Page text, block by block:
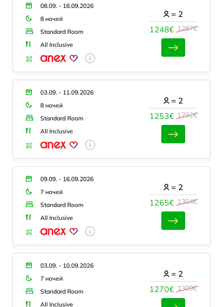
08.09. - 16.09.2026
8 ночей
Standard Room
All Inclusive
1248€ 1287€
= 2
03.09. - 11.09.2026
8 ночей
Standard Room
All Inclusive
1253€ 1292€
= 2
09.09. - 16.09.2026
7 ночей
Standard Room
All Inclusive
1265€ 1304€
= 2
03.09. - 10.09.2026
7 ночей
Standard Room
All Inclusive
1270€ 1309€
= 2